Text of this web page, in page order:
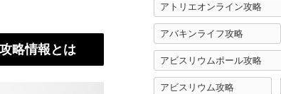
略情報とは
アトリエオンライン攻略
アバキンライフ攻略
アビスリウムポール攻略
アビスリウム攻略